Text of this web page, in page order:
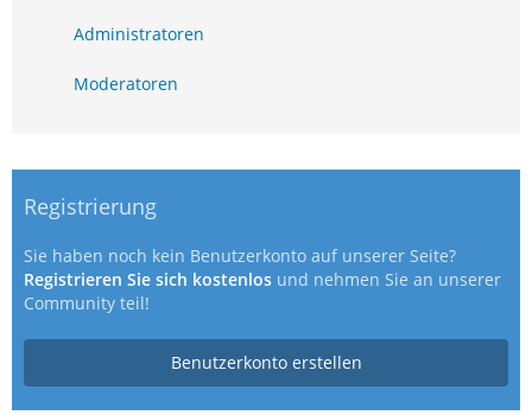
Administratoren
Moderatoren
Registrierung
Sie haben noch kein Benutzerkonto auf unserer Seite?
Registrieren Sie sich kostenlos und nehmen Sie an unserer
Community teil!
Benutzerkonto erstellen